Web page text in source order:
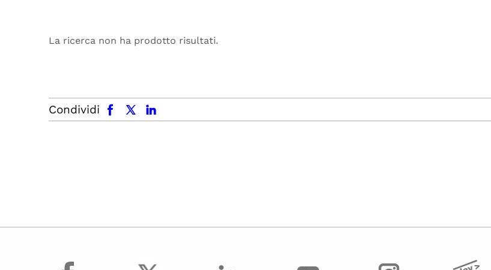
La ricerca non ha prodotto risultati.
Condividi
facebook x.com linkedin
facebook